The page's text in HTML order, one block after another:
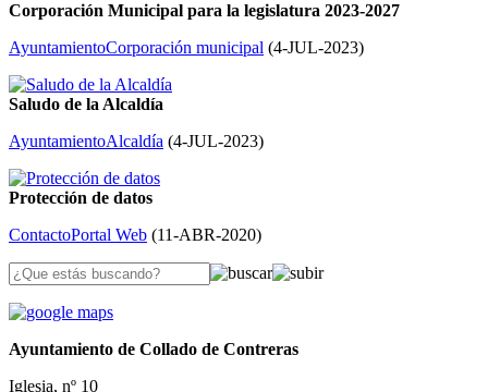
Corporación Municipal para la legislatura 2023-2027
AyuntamientoCorporación municipal (4-JUL-2023)
Saludo de la Alcaldía
AyuntamientoAlcaldía (4-JUL-2023)
Protección de datos
ContactoPortal Web (11-ABR-2020)
Ayuntamiento de Collado de Contreras
Iglesia, nº 10